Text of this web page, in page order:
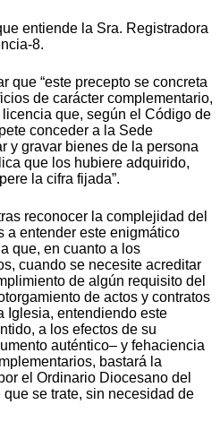
entiende la Sra. Registradora
8.
“este precepto se concreta
de carácter complementario,
que, según el Código de
conceder a la Sede
y gravar bienes de la persona
que los hubiere adquirido,
la cifra fijada”.
reconocer la complejidad del
a entender este enigmático
que, en cuanto a los
cuando se necesite acreditar
de algún requisito del
de actos y contratos
Iglesia, entendiendo este
a los efectos de su
auténtico– y fehaciencia
bastará la
el Ordinario Diocesano del
se trate, sin necesidad de